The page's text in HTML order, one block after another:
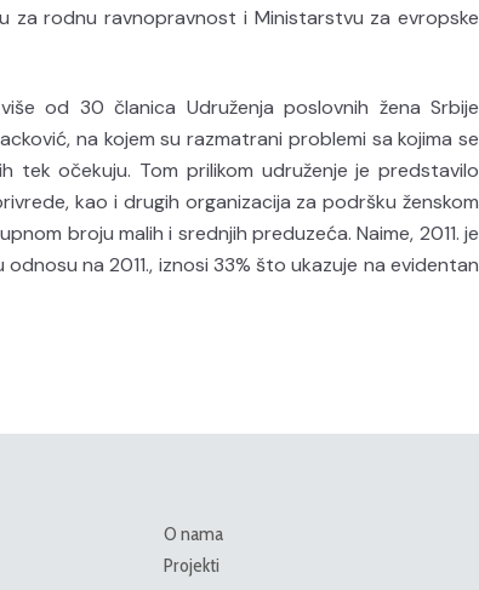
za rodnu ravnopravnost i Ministarstvu za evropske
od 30 članica Udruženja poslovnih žena Srbije
na kojem su razmatrani problemi sa kojima se
očekuju. Tom prilikom udruženje je predstavilo
kao i drugih organizacija za podršku ženskom
broju malih i srednjih preduzeća. Naime, 2011. je
na 2011., iznosi 33% što ukazuje na evidentan
O nama
Projekti